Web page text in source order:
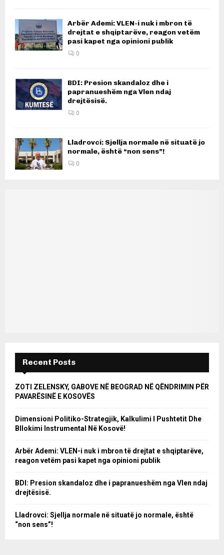
Arbër Ademi: VLEN-i nuk i mbron të
drejtat e shqiptarëve, reagon vetëm
pasi kapet nga opinioni publik
0
BDI: Presion skandaloz dhe i
papranueshëm nga Vlen ndaj
drejtësisë.
0
Lladrovci: Sjellja normale në situatë jo
normale, është “non sens”!
0
Recent Posts
ZOTI ZELENSKY, GABOVE NË BEOGRAD NË QËNDRIMIN PËR
PAVARËSINË E KOSOVËS
Dimensioni Politiko-Strategjik, Kalkulimi I Pushtetit Dhe
Bllokimi Instrumental Në Kosovë!
Arbër Ademi: VLEN-i nuk i mbron të drejtat e shqiptarëve,
reagon vetëm pasi kapet nga opinioni publik
BDI: Presion skandaloz dhe i papranueshëm nga Vlen ndaj
drejtësisë.
Lladrovci: Sjellja normale në situatë jo normale, është
“non sens”!